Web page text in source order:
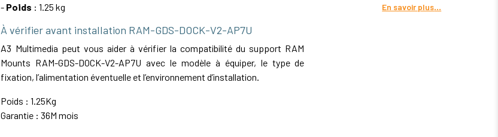
- Poids : 1.25 kg
À vérifier avant installation RAM-GDS-DOCK-V2-AP7U
A3 Multimedia peut vous aider à vérifier la compatibilité du support RAM
Mounts RAM-GDS-DOCK-V2-AP7U avec le modèle à équiper, le type de
fixation, l’alimentation éventuelle et l’environnement d’installation.
Poids : 1.25Kg
Garantie : 36M mois
En savoir plus